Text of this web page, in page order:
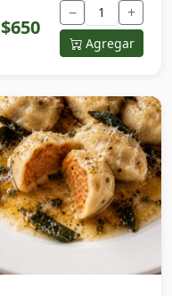
$650
− +
Agregar